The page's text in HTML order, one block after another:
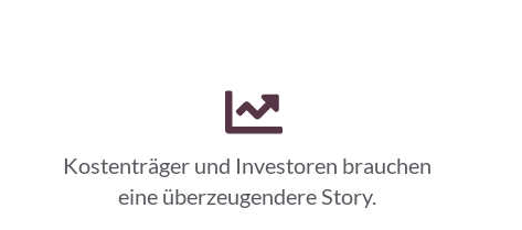
Kostenträger und Investoren brauchen
eine überzeugendere Story.